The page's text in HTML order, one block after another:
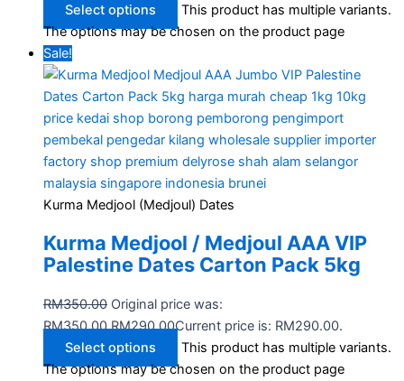
Select options
This product has multiple variants.
The options may be chosen on the product page
Sale!
Kurma Medjool (Medjoul) Dates
Kurma Medjool / Medjoul AAA VIP
Palestine Dates Carton Pack 5kg
RM350.00 Original price was:
RM350.00.RM290.00Current price is: RM290.00.
Select options
This product has multiple variants.
The options may be chosen on the product page